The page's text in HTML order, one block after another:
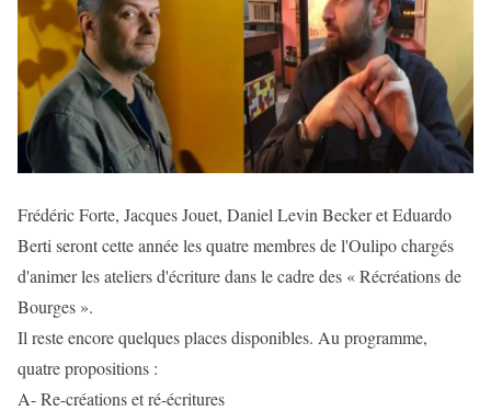
Frédéric Forte, Jacques Jouet, Daniel Levin Becker et Eduardo
Berti seront cette année les quatre membres de l'Oulipo chargés
d'animer les ateliers d'écriture dans le cadre des « Récréations de
Bourges ».
Il reste encore quelques places disponibles. Au programme,
quatre propositions :
A- Re-créations et ré-écritures